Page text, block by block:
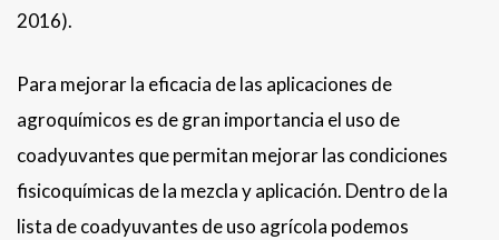
2016).
Para mejorar la eficacia de las aplicaciones de
agroquímicos es de gran importancia el uso de
coadyuvantes que permitan mejorar las condiciones
fisicoquímicas de la mezcla y aplicación. Dentro de la
lista de coadyuvantes de uso agrícola podemos